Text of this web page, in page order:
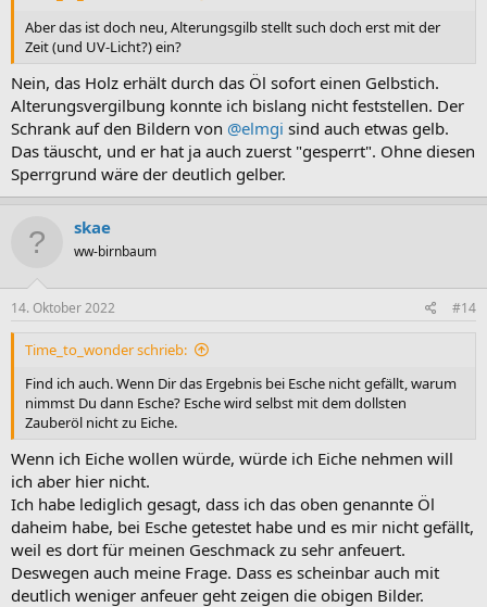
Aber das ist doch neu, Alterungsgilb stellt such doch erst mit der
Zeit (und UV-Licht?) ein?
Nein, das Holz erhält durch das Öl sofort einen Gelbstich.
Alterungsvergilbung konnte ich bislang nicht feststellen. Der
Schrank auf den Bildern von @elmgi sind auch etwas gelb.
Das täuscht, und er hat ja auch zuerst "gesperrt". Ohne diesen
Sperrgrund wäre der deutlich gelber.
skae
ww-birnbaum
14. Oktober 2022 #14
Time_to_wonder schrieb:
Find ich auch. Wenn Dir das Ergebnis bei Esche nicht gefällt, warum
nimmst Du dann Esche? Esche wird selbst mit dem dollsten
Zauberöl nicht zu Eiche.
Wenn ich Eiche wollen würde, würde ich Eiche nehmen will
ich aber hier nicht.
Ich habe lediglich gesagt, dass ich das oben genannte Öl
daheim habe, bei Esche getestet habe und es mir nicht gefällt,
weil es dort für meinen Geschmack zu sehr anfeuert.
Deswegen auch meine Frage. Dass es scheinbar auch mit
deutlich weniger anfeuer geht zeigen die obigen Bilder.